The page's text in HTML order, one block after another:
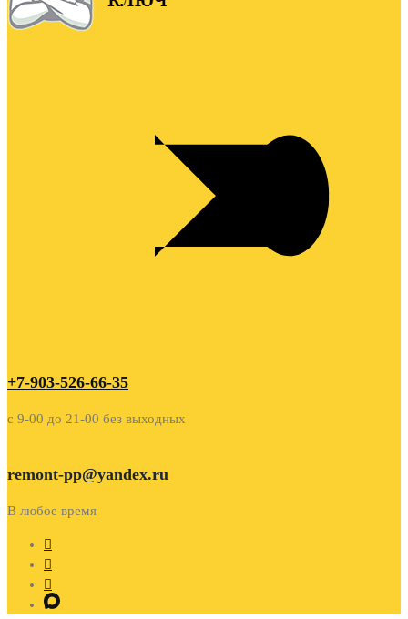
+7-903-526-66-35
c 9-00 до 21-00 без выходных
remont-pp@yandex.ru
В любое время